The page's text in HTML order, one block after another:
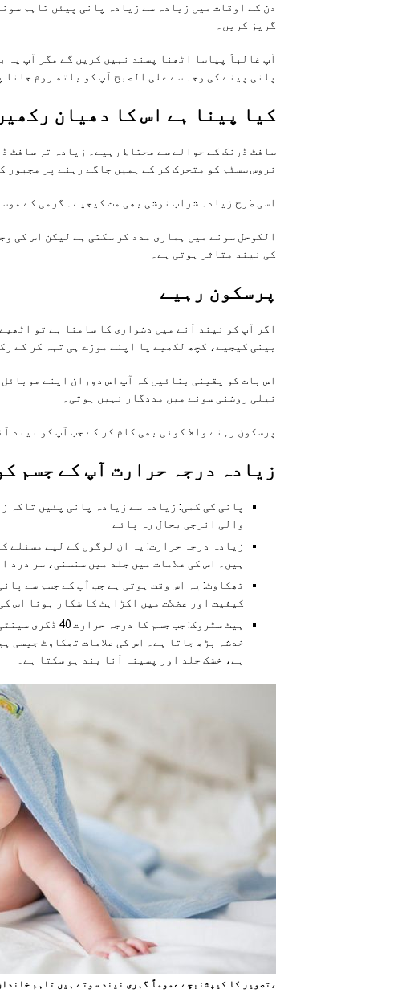
دن کے اوقات میں زیادہ سے زیادہ پانی پیئں تاہم
گریز کریں۔
آپ غالباً پیاسا اٹھنا پسند نہیں کریں گے مگر آپ یہ
پانی پینے کی وجہ سے علی الصبح آپ کو باتھ روم جانا
کیا پینا ہے اس کا دھیان
سافٹ ڈرنک کے حوالے سے محتاط رہیے۔ زیادہ تر سافٹ
نروس سسٹم کو متحرک کر کے ہمیں جاگے رہنے پر مجبور
اسی طرح زیادہ شراب نوشی بھی مت کیجیے۔ گرمی کے
الکوحل سونے میں ہماری مدد کر سکتی ہے لیکن اس کی
کی نیند متاثر ہوتی ہے۔
پرسکون رہیے
اگر آپ کو نیند آنے میں دشواری کا سامنا ہے تو
بینی کیجیے، کچھ لکھیے یا اپنے موزے ہی تہہ کر کے
اس بات کو یقینی بنائیں کہ آپ اس دوران اپنے
نیلی روشنی سونے میں مددگار نہیں ہوتی۔
پرسکون رہنے والا کوئی بھی کام کر کے جب آپ کو نیند
زیادہ درجہ حرارت آپ کے جسم
پانی کی کمی: زیادہ سے زیادہ پانی پئیں تاکہ
والی انرجی بحال رہ پائے
زیادہ درجہ حرارت: یہ ان لوگوں کے لیے مسئلے
ہیں۔ اس کی علامات میں جلد میں سنسنی، سر درد
تھکاوٹ: یہ اس وقت ہوتی ہے جب آپ کے جسم سے
کیفیت اور عضلات میں اکڑاہٹ کا شکار ہونا اس
ہیٹ سٹروک: جب
خدشہ بڑھ جاتا ہے۔ اس کی علامات تھکاوٹ جیسی
ہے، خشک جلد اور پسینہ آنا بند ہو سکتا ہے۔
،تصویر کا کیپشنبچے عموماً گہری نیند سوتے ہیں تاہم